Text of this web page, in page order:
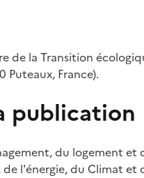
de la Transition
Puteaux, France).
publication
du logement
l'énergie, du Climat et